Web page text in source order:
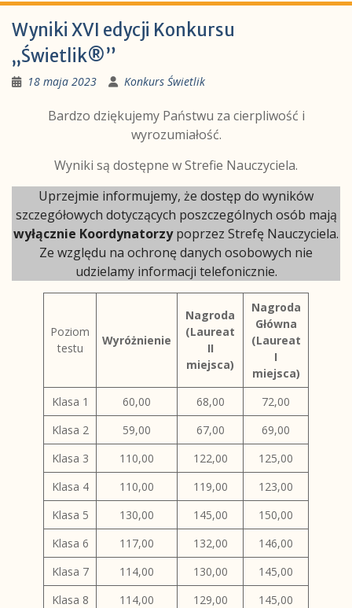
Wyniki XVI edycji Konkursu
„Świetlik®”
18 maja 2023 Konkurs Świetlik
Bardzo dziękujemy Państwu za cierpliwość i
wyrozumiałość.
Wyniki są dostępne w Strefie Nauczyciela.
Uprzejmie informujemy, że dostęp do wyników
szczegółowych dotyczących poszczególnych osób mają
wyłącznie Koordynatorzypoprzez Strefę Nauczyciela.
Ze względu na ochronę danych osobowych nie
udzielamy informacji telefonicznie.
Poziom
testu
Wyróżnienie
Nagroda
(Laureat
II
miejsca)
Nagroda
Główna
(Laureat
I
miejsca)
Klasa 1
60,00 68,00
72,00
Klasa 2
59,00 67,00
69,00
Klasa 3
110,00 122,00
125,00
Klasa 4
110,00 119,00
123,00
Klasa 5
130,00 145,00
150,00
Klasa 6
117,00 132,00
146,00
Klasa 7
114,00 130,00
145,00
Klasa 8
114,00 129,00 145,00